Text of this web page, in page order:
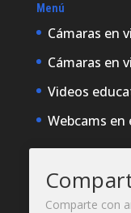
Menú
Cámaras en
Cámaras en
Videos
Webcams en
Recomendamos
Más ventajoso
Comparte con